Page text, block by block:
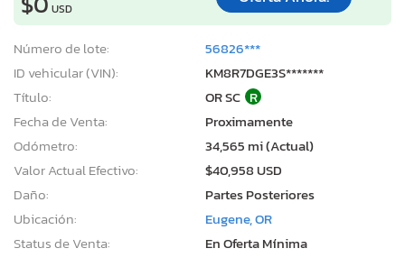
USD
Número de lote:
56826***
ID vehicular (VIN):
KM8R7DGE3S*******
Título:
OR SC R
Fecha de Venta:
Proximamente
Odómetro:
34,565 mi (Actual)
Valor Actual Efectivo:
$40,958 USD
Daño:
Partes Posteriores
Ubicación:
Eugene, OR
Status de Venta:
En Oferta Mínima